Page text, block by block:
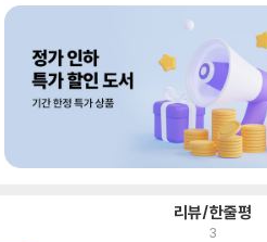
리뷰/한줄평
3